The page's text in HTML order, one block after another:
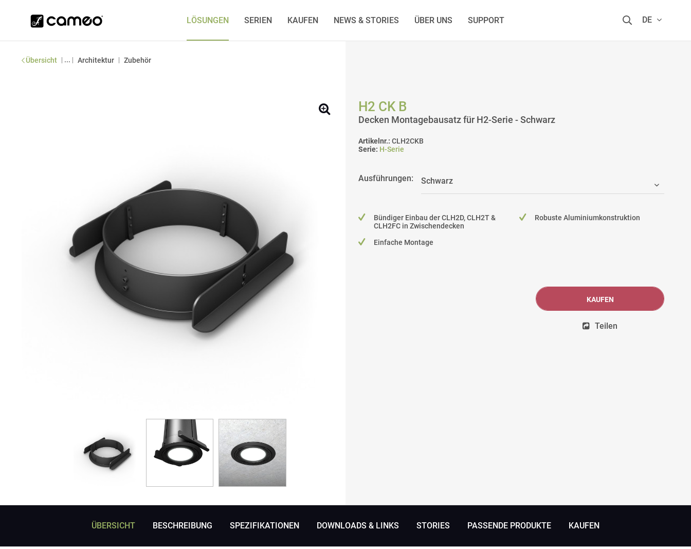
LÖSUNGEN SERIEN KAUFEN NEWS & STORIES ÜBER UNS SUPPORT DE
Übersicht | ... | Architektur | Zubehör
H2 CK B
Decken Montagebausatz für H2-Serie - Schwarz
Artikelnr.: CLH2CKB
Serie: H-Serie
Ausführungen:
Bündiger Einbau der CLH2D, CLH2T &
CLH2FC in Zwischendecken
Robuste Aluminiumkonstruktion
Einfache Montage
KAUFEN
Teilen
ÜBERSICHT BESCHREIBUNG SPEZIFIKATIONEN DOWNLOADS & LINKS STORIES PASSENDE PRODUKTE KAUFEN